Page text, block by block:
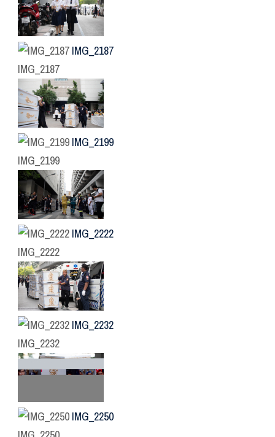
IMG_2187
IMG_2187
IMG_2199
IMG_2199
IMG_2222
IMG_2222
IMG_2232
IMG_2232
IMG_2250